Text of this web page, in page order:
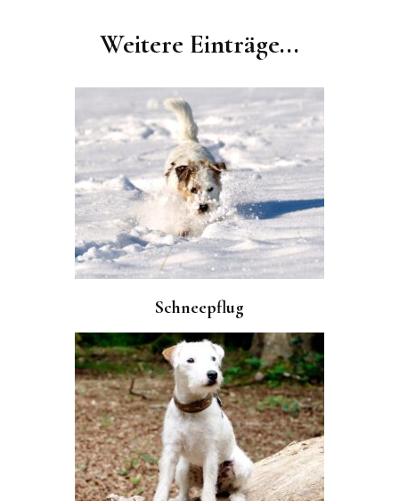
Weitere Einträge...
Schneepflug